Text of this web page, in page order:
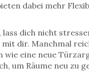
dabei mehr
dich nicht
dir. Manchmal
wie eine neue
um Räume neu zu